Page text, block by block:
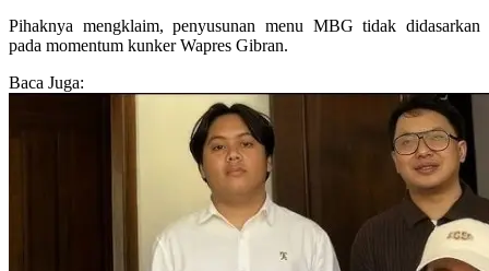
Pihaknya mengklaim, penyusunan menu MBG tidak didasarkan
pada momentum kunker Wapres Gibran.
Baca Juga: